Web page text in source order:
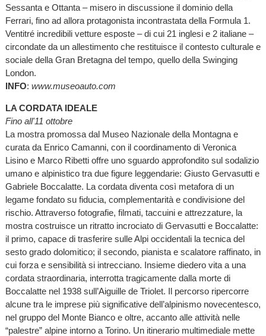
Sessanta e Ottanta – misero in discussione il dominio della
Ferrari, fino ad allora protagonista incontrastata della Formula 1.
Ventitré incredibili vetture esposte – di cui 21 inglesi e 2 italiane –
circondate da un allestimento che restituisce il contesto culturale e
sociale della Gran Bretagna del tempo, quello della Swinging
London.
INFO: www.museoauto.com
LA CORDATA IDEALE
Fino all'11 ottobre
La mostra promossa dal Museo Nazionale della Montagna e
curata da Enrico Camanni, con il coordinamento di Veronica
Lisino e Marco Ribetti offre uno sguardo approfondito sul sodalizio
umano e alpinistico tra due figure leggendarie: Giusto Gervasutti e
Gabriele Boccalatte. La cordata diventa così metafora di un
legame fondato su fiducia, complementarità e condivisione del
rischio. Attraverso fotografie, filmati, taccuini e attrezzature, la
mostra costruisce un ritratto incrociato di Gervasutti e Boccalatte:
il primo, capace di trasferire sulle Alpi occidentali la tecnica del
sesto grado dolomitico; il secondo, pianista e scalatore raffinato, in
cui forza e sensibilità si intrecciano. Insieme diedero vita a una
cordata straordinaria, interrotta tragicamente dalla morte di
Boccalatte nel 1938 sull’Aiguille de Triolet. Il percorso ripercorre
alcune tra le imprese più significative dell’alpinismo novecentesco,
nel gruppo del Monte Bianco e oltre, accanto alle attività nelle
“palestre” alpine intorno a Torino. Un itinerario multimediale mette